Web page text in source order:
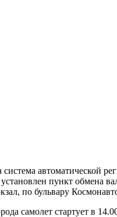
автоматической
пункт обмена
по бульвару
самолет стартует в